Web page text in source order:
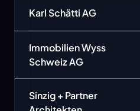
Karl Schätti AG
Immobilien Wyss
Schweiz AG
Sinzig + Partner